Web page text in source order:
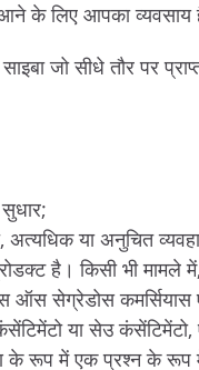
के लिए आपका व्यवसाय
जो सीधे तौर पर
अत्यधिक या अनुचित
है। किसी भी
सेग्रेडोस कमर्सियास
या सेउ कंसेंटिमेंटो,
के रूप में एक प्रश्न के रूप